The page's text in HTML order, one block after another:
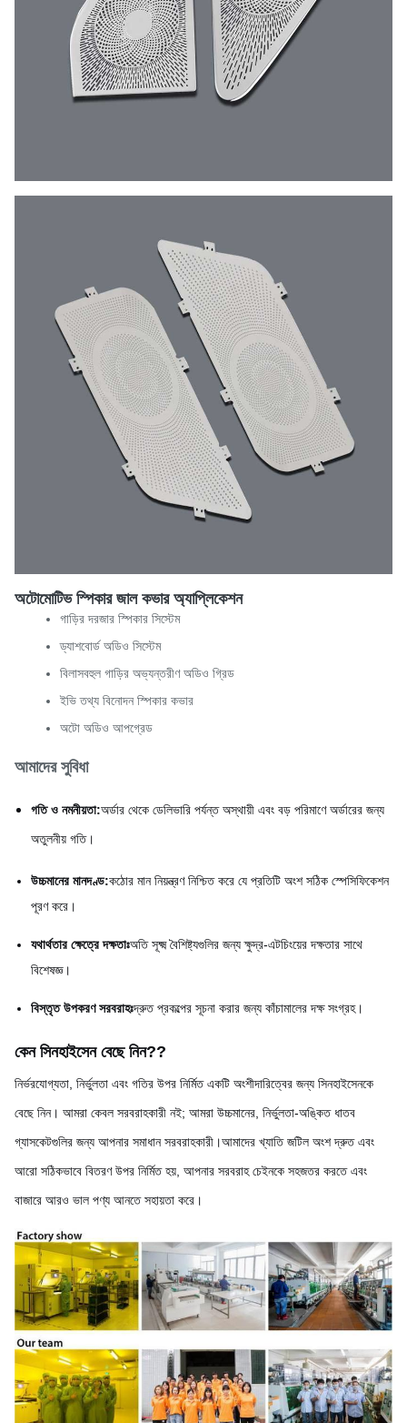
অটোমোটিভ স্পিকার জাল কভার অ্যাপ্লিকেশন
গাড়ির দরজার স্পিকার সিস্টেম
ড্যাশবোর্ড অডিও সিস্টেম
বিলাসবহুল গাড়ির অভ্যন্তরীণ অডিও গ্রিড
ইভি তথ্য বিনোদন স্পিকার কভার
অটো অডিও আপগ্রেড
আমাদের সুবিধা
গতি ও নমনীয়তা:অর্ডার থেকে ডেলিভারি পর্যন্ত অস্থায়ী এবং বড় পরিমাণে অর্ডারের জন্য
অতুলনীয় গতি।
উচ্চমানের মানদণ্ড:কঠোর মান নিয়ন্ত্রণ নিশ্চিত করে যে প্রতিটি অংশ সঠিক স্পেসিফিকেশন
পূরণ করে।
যথার্থতার ক্ষেত্রে দক্ষতাঃঅতি সূক্ষ্ম বৈশিষ্ট্যগুলির জন্য ক্ষুদ্র-এটচিংয়ের দক্ষতার সাথে
বিশেষজ্ঞ।
বিস্তৃত উপকরণ সরবরাহঃদ্রুত প্রকল্পের সূচনা করার জন্য কাঁচামালের দক্ষ সংগ্রহ।
কেন সিনহাইসেন বেছে নিন??
নির্ভরযোগ্যতা, নির্ভুলতা এবং গতির উপর নির্মিত একটি অংশীদারিত্বের জন্য সিনহাইসেনকে
বেছে নিন। আমরা কেবল সরবরাহকারী নই; আমরা উচ্চমানের, নির্ভুলতা-অঙ্কিত ধাতব
গ্যাসকেটগুলির জন্য আপনার সমাধান সরবরাহকারী।আমাদের খ্যাতি জটিল অংশ দ্রুত এবং
আরো সঠিকভাবে বিতরণ উপর নির্মিত হয়, আপনার সরবরাহ চেইনকে সহজতর করতে এবং
বাজারে আরও ভাল পণ্য আনতে সহায়তা করে।